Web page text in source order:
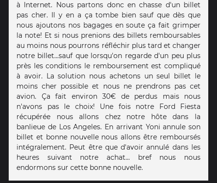
à Internet. Nous partons donc en chasse d'un billet
pas cher. Il y en a ça tombe bien sauf que dès que
nous ajoutons nos bagages en soute ça fait grimper
la note! Et si nous prenions des billets remboursables
au moins nous pourrons réfléchir plus tard et changer
notre billet...sauf que lorsqu'on regarde d'un peu plus
près les conditions le remboursement est compliqué
à avoir. La solution nous achetons un seul billet le
moins cher possible et nous ne prendrons pas cet
avion. Ça fait environ 30€ de perdus mais nous
n'avons pas le choix! Une fois notre Ford Fiesta
récupérée nous allons chez notre hôte dans la
banlieue de Los Angeles. En arrivant Yoni annule son
billet et bonne nouvelle nous allons être remboursés
intégralement. Peut être que d'avoir annulé dans les
heures suivant notre achat... bref nous nous
endormons sur cette bonne nouvelle.